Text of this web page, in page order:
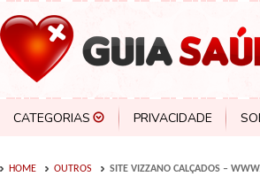
CATEGORIAS PRIVACIDADE
HOME OUTROS SITE VIZZANO CALÇADOS –